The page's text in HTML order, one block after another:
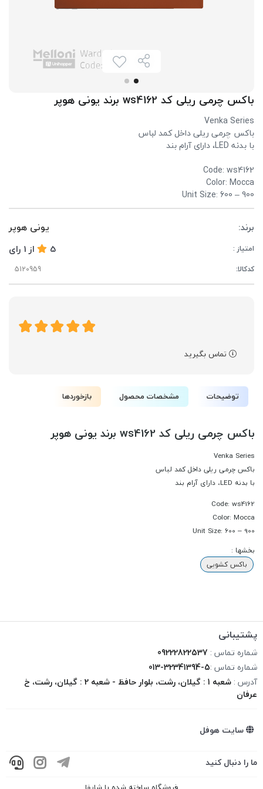
باکس چرمی ریلی کد ws4162 برند یونی هوپر
Venka Series
باکس چرمی ریلی داخل کمد لباس
با بدنه LED، دارای آرام بند
Code: ws4162
Color: Mocca
Unit Size: 600 – 900
برند: یونی هوپر
امتیاز : 5 از 1 رای
کدکالا:
تماس بگیرید
توضیحات مشخصات محصول بازخوردها
باکس چرمی ریلی کد ws4162 برند یونی هوپر
Venka Series
باکس چرمی ریلی داخل کمد لباس
با بدنه LED، دارای آرام بند
Code: ws4162
Color: Mocca
Unit Size: 600 – 900
بخشها :
باکس کشویی
پشتیبانی
شماره تماس : 09222822537
شماره تماس :013-32341394-5
آدرس :
شعبه 1 : گیلان، رشت، بلوار حافظ - شعبه 2 : گیلان، رشت، خ
عرفان
سایت هوفل
ما را دنبال کنید